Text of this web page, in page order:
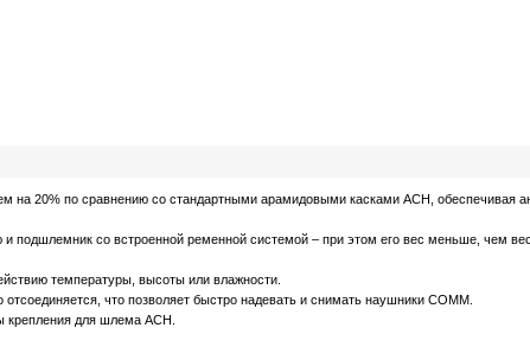
20% по сравнению со стандартными арамидовыми касками ACH, обеспечивая
со встроенной ременной системой – при этом его вес меньше, чем
температуры, высоты или влажности.
что позволяет быстро надевать и снимать наушники COMM.
для шлема ACH.